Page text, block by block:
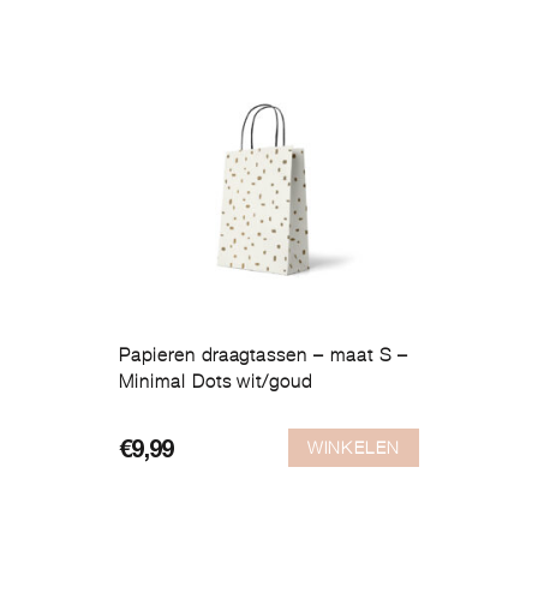
Papieren draagtassen – maat S –
Minimal Dots wit/goud
€9,99 WINKELEN